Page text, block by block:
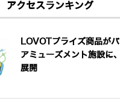
アクセスランキング
LOVOTプライズ商品がバ
アミューズメント施設に
展開